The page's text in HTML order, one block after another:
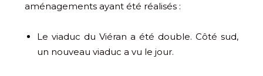
aménagements ayant été réalisés :
Le viaduc du Viéran a été double. Côté sud,
un nouveau viaduc a vu le jour.